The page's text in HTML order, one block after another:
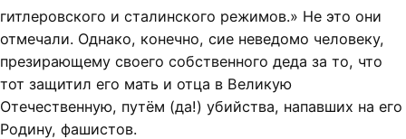
гитлеровского и сталинского режимов.» Не это они
отмечали. Однако, конечно, сие неведомо человеку,
презирающему своего собственного деда за то, что
тот защитил его мать и отца в Великую
Отечественную, путём (да!) убийства, напавших на его
Родину, фашистов.